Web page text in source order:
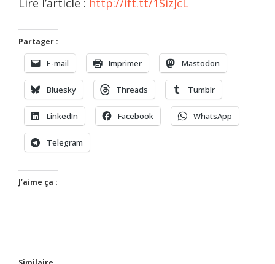
Lire l’article : http://ift.tt/1SizJcL
Partager :
E-mail Imprimer Mastodon
Bluesky Threads Tumblr
LinkedIn Facebook WhatsApp
Telegram
J’aime ça :